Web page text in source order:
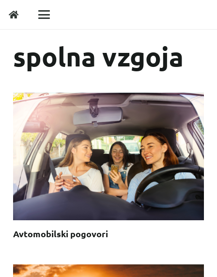
spolna vzgoja
Avtomobilski pogovori